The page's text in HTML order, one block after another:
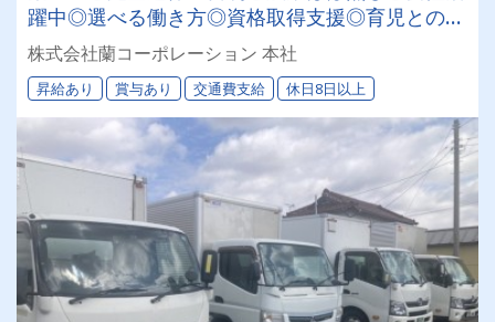
躍中◎選べる働き方◎資格取得支援◎育児との両
立も可能◎AT（オートマ限定）車
株式会社蘭コーポレーション 本社
昇給あり 賞与あり 交通費支給 休日8日以上